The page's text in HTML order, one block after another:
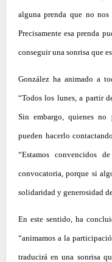
alguna prenda que no nos
Precisamente esa prenda
conseguir una sonrisa que
González ha animado a
“Todos los lunes, a partir
Sin embargo, quienes no
pueden hacerlo
“Estamos convencidos
convocatoria, porque si
solidaridad y generosidad
En este sentido, ha
“animamos a la
traducirá en una sonrisa